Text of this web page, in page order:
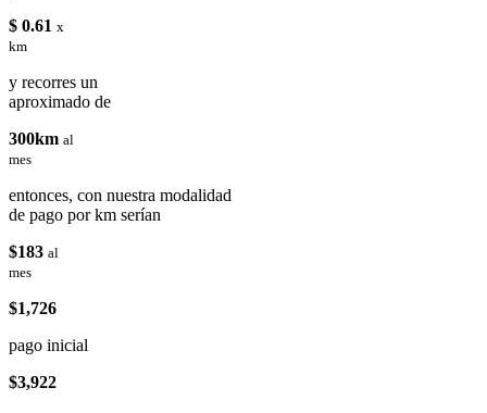
$ 0.61 x
km
y recorres un
aproximado de
300km al
mes
entonces, con nuestra modalidad
de pago por km serían
$183 al
mes
$1,726
pago inicial
$3,922